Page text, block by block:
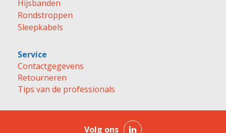
Hijsbanden
Rondstroppen
Sleepkabels
Service
Contactgegevens
Retourneren
Tips van de professionals
Volg ons